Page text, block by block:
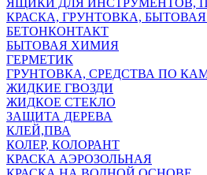
ЯЩИКИ ДЛЯ ИНСТРУМЕНТОВ,
КРАСКА, ГРУНТОВКА,
БЕТОНКОНТАКТ
БЫТОВАЯ ХИМИЯ
ГЕРМЕТИК
ГРУНТОВКА, СРЕДСТВА ПО
ЖИДКИЕ ГВОЗДИ
ЖИДКОЕ СТЕКЛО
ЗАЩИТА ДЕРЕВА
КЛЕЙ,ПВА
КОЛЕР, КОЛОРАНТ
КРАСКА АЭРОЗОЛЬНАЯ